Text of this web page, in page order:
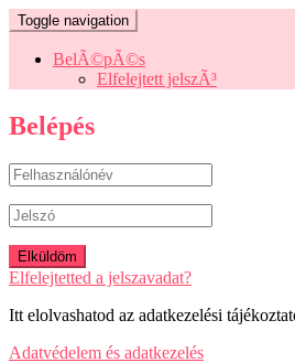
Toggle navigation
BelÃ©pÃ©s
Elfelejtett jelszÃ³
Belépés
Elfelejtetted a jelszavadat?
Itt elolvashatod az adatkezelési
Adatvédelem és adatkezelés